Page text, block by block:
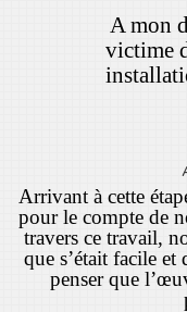
A mon
victime
Arrivant à cette
pour le compte de
travers ce travail,
que s’était facile
penser que